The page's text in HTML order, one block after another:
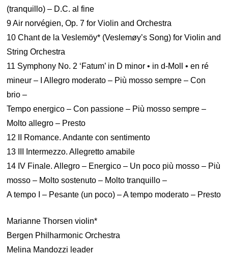
(tranquillo) – D.C. al fine
9 Air norvégien, Op. 7 for Violin and Orchestra
10 Chant de la Veslemöy* (Veslemøy’s Song) for Violin and
String Orchestra
11 Symphony No. 2 ‘Fatum’ in D minor • in d-Moll • en ré
mineur – I Allegro moderato – Più mosso sempre – Con
brio –
Tempo energico – Con passione – Più mosso sempre –
Molto allegro – Presto
12 II Romance. Andante con sentimento
13 III Intermezzo. Allegretto amabile
14 IV Finale. Allegro – Energico – Un poco più mosso – Più
mosso – Molto sostenuto – Molto tranquillo –
A tempo I – Pesante (un poco) – A tempo moderato – Presto
Marianne Thorsen violin*
Bergen Philharmonic Orchestra
Melina Mandozzi leader